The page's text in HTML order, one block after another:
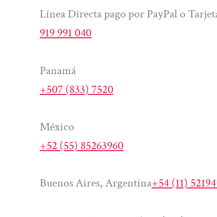
Línea Directa pago por PayPal o
919 991 040
Panamá
+507 (833) 7520
México
+52 (55) 85263960
Buenos Aires, Argentina+54 (11)